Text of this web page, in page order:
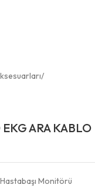
ARA KABLO
Hastabaşı Monitörü